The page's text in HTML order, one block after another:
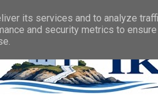
its services and to analyze
and security metrics to